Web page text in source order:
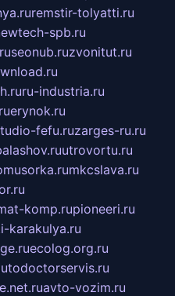
remstir-tolyatti.ru
spb.ru
seonub.ruzvonitut.ru
ru-industria.ru
erynok.ru
fefu.ruzarges-ru.ru
utrovortu.ru
mkcslava.ru
komp.rupioneeri.ru
karakulya.ru
ecolog.org.ru
avto-vozim.ru